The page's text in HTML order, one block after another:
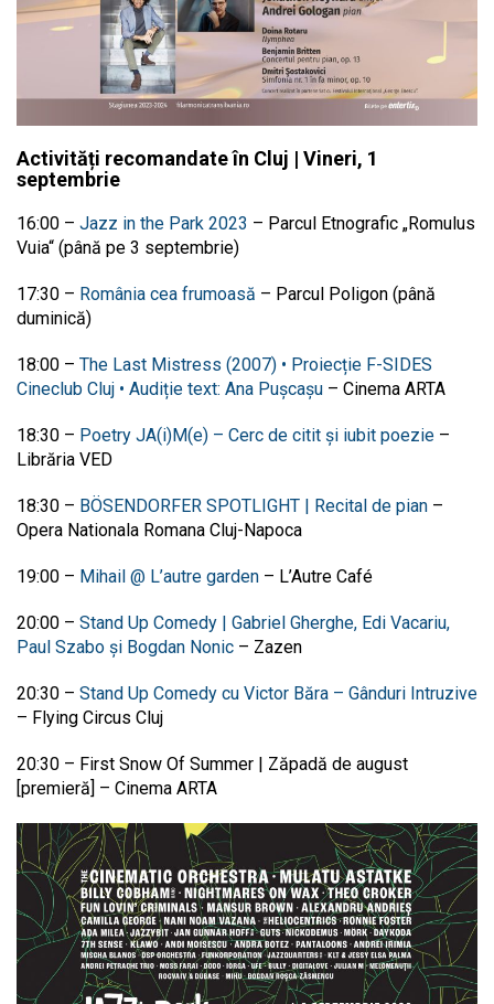
Activități recomandate în Cluj | Vineri, 1
septembrie
16:00 – Jazz in the Park 2023 – Parcul Etnografic „Romulus
Vuia“ (până pe 3 septembrie)
17:30 – România cea frumoasă – Parcul Poligon (până
duminică)
18:00 – The Last Mistress (2007) • Proiecție F-SIDES
Cineclub Cluj • Audiție text: Ana Pușcașu – Cinema ARTA
18:30 – Poetry JA(i)M(e) – Cerc de citit și iubit poezie –
Librăria VED
18:30 – BÖSENDORFER SPOTLIGHT | Recital de pian –
Opera Nationala Romana Cluj-Napoca
19:00 – Mihail @ L’autre garden – L’Autre Café
20:00 – Stand Up Comedy | Gabriel Gherghe, Edi Vacariu,
Paul Szabo și Bogdan Nonic – Zazen
20:30 – Stand Up Comedy cu Victor Băra – Gânduri Intruzive
– Flying Circus Cluj
20:30 – First Snow Of Summer | Zăpadă de august
[premieră] – Cinema ARTA